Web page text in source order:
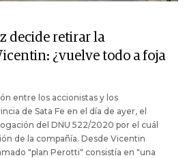
decide retirar la
¿vuelve todo a foja
entre los accionistas y los
de Sata Fe en el día de ayer, el
del DNU 522/2020 por el cuál
de la compañía. Desde Vicentin
"plan Perotti" consistía en "una